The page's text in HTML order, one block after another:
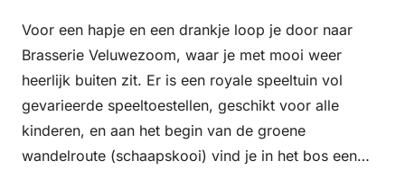
Voor een hapje en een drankje loop je door naar
Brasserie Veluwezoom, waar je met mooi weer
heerlijk buiten zit. Er is een royale speeltuin vol
gevarieerde speeltoestellen, geschikt voor alle
kinderen, en aan het begin van de groene
wandelroute (schaapskooi) vind je in het bos een